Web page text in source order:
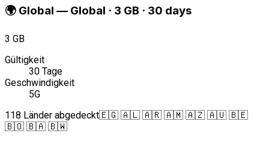
🌍 Global — Global · 3 GB · 30 days
3 GB
Gültigkeit
30 Tage
Geschwindigkeit
5G
118 Länder abgedeckt🇪🇬 🇦🇱 🇦🇷 🇦🇲 🇦🇿 🇦🇺 🇧🇪
🇧🇴 🇧🇦 🇧🇼